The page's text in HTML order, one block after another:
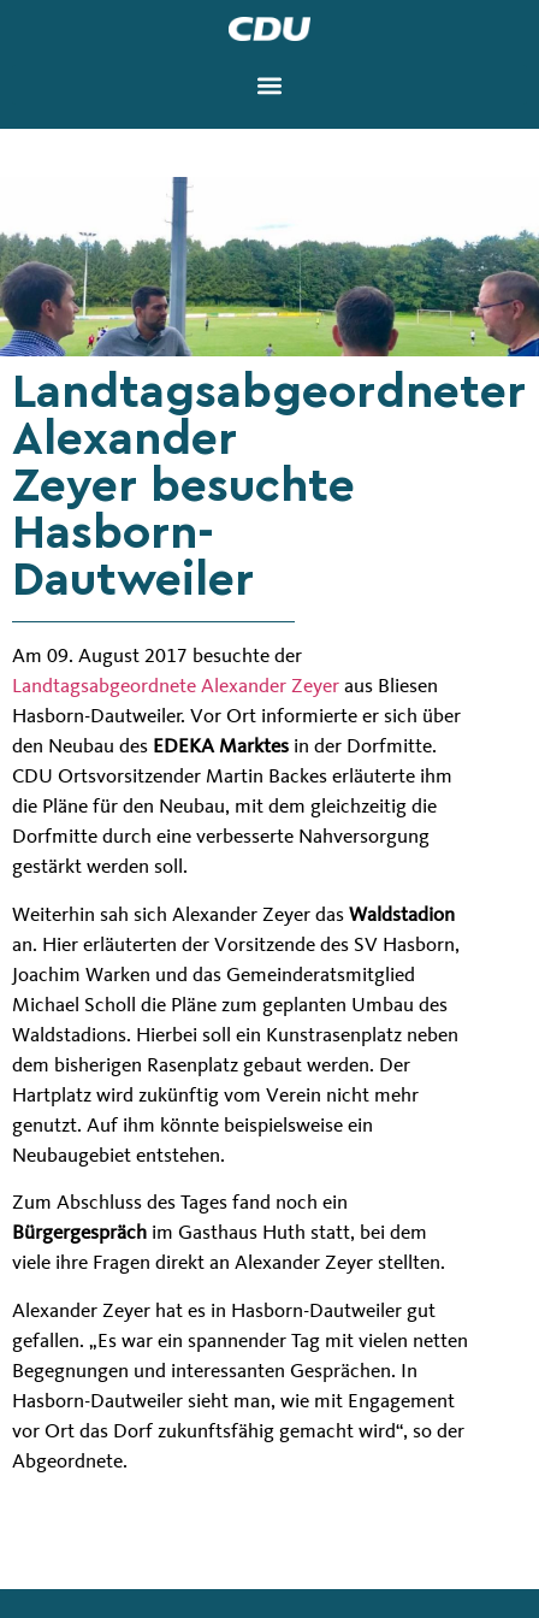
Landtagsabgeordneter
Alexander
Zeyer besuchte
Hasborn-
Dautweiler
Am 09. August 2017 besuchte der
Landtagsabgeordnete Alexander Zeyer aus Bliesen
Hasborn-Dautweiler. Vor Ort informierte er sich über
den Neubau des EDEKA Marktes in der Dorfmitte.
CDU Ortsvorsitzender Martin Backes erläuterte ihm
die Pläne für den Neubau, mit dem gleichzeitig die
Dorfmitte durch eine verbesserte Nahversorgung
gestärkt werden soll.
Weiterhin sah sich Alexander Zeyer das Waldstadion
an. Hier erläuterten der Vorsitzende des SV Hasborn,
Joachim Warken und das Gemeinderatsmitglied
Michael Scholl die Pläne zum geplanten Umbau des
Waldstadions. Hierbei soll ein Kunstrasenplatz neben
dem bisherigen Rasenplatz gebaut werden. Der
Hartplatz wird zukünftig vom Verein nicht mehr
genutzt. Auf ihm könnte beispielsweise ein
Neubaugebiet entstehen.
Zum Abschluss des Tages fand noch ein
Bürgergespräch im Gasthaus Huth statt, bei dem
viele ihre Fragen direkt an Alexander Zeyer stellten.
Alexander Zeyer hat es in Hasborn-Dautweiler gut
gefallen. „Es war ein spannender Tag mit vielen netten
Begegnungen und interessanten Gesprächen. In
Hasborn-Dautweiler sieht man, wie mit Engagement
vor Ort das Dorf zukunftsfähig gemacht wird“, so der
Abgeordnete.